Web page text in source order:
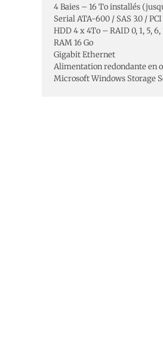
4 Baies – 16 To installés
Serial ATA-600 / SAS 3.0 /
HDD 4 x 4To – RAID 0, 1, 5,
RAM 16 Go
Gigabit Ethernet
Alimentation redondante en
Microsoft Windows Storage